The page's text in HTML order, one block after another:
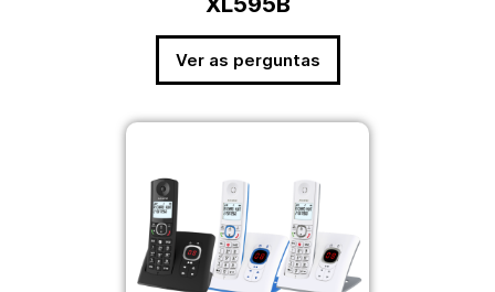
Ver as perguntas